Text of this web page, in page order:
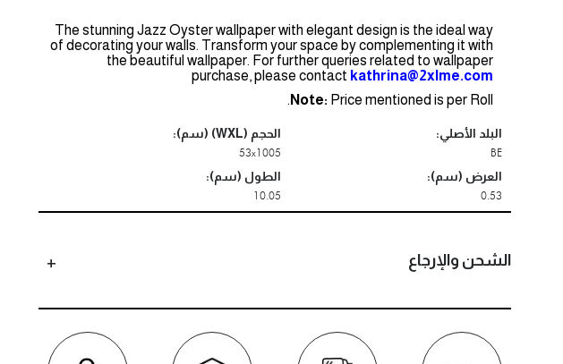
The stunning Jazz Oyster wallpaper with elegant design is the ideal way
of decorating your walls. Transform your space by complementing it with
the beautiful wallpaper. For further queries related to wallpaper
purchase, please contact kathrina@2xlme.com
Note: Price mentioned is per Roll.
البلد الأصلي:
BE
الحجم (WXL) (سم):
53x1005
العرض (سم):
0.53
الطول (سم):
10.05
الشحن والإرجاع